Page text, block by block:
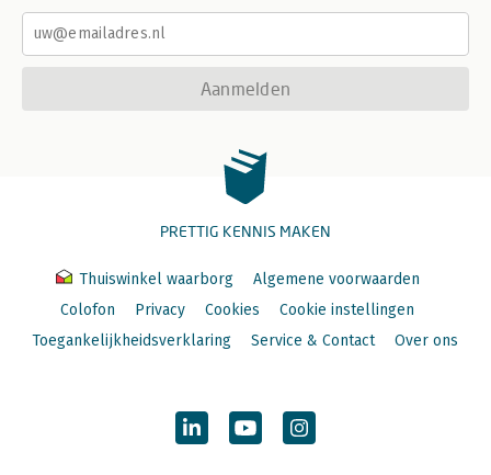
Aanmelden
PRETTIG KENNIS MAKEN
Thuiswinkel waarborg
Algemene voorwaarden
Colofon
Privacy Cookies
Cookie instellingen
Toegankelijkheidsverklaring
Service & Contact Over ons